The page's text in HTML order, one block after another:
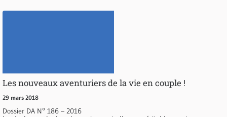
Les nouveaux aventuriers de la vie en couple !
29 mars 2018
Dossier DA N° 186 – 2016